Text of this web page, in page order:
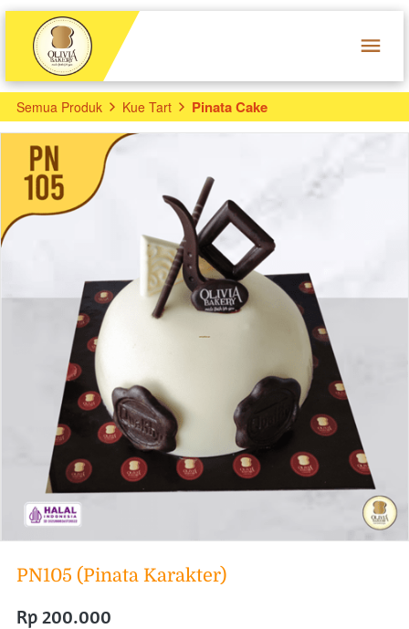
Semua Produk Kue Tart Pinata Cake
PN105 (Pinata Karakter)
Rp 200.000